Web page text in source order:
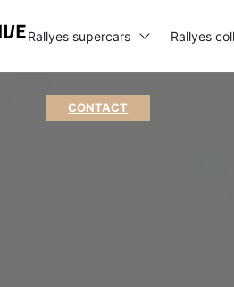
Rallyes supercars Rallyes
CONTACT
Rechercher